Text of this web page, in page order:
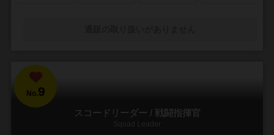
No.9
スコードリーダー / 戦闘指揮官
Squad Leader